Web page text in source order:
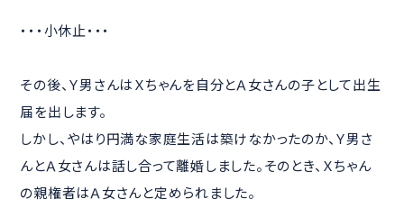
・・・小休止・・・
その後、Ｙ男さんはＸちゃんを自分とＡ女さんの子として出生
届を出します。
しかし、やはり円満な家庭生活は築けなかったのか、Ｙ男さ
んとＡ女さんは話し合って離婚しました。そのとき、Ｘちゃん
の親権者はＡ女さんと定められました。